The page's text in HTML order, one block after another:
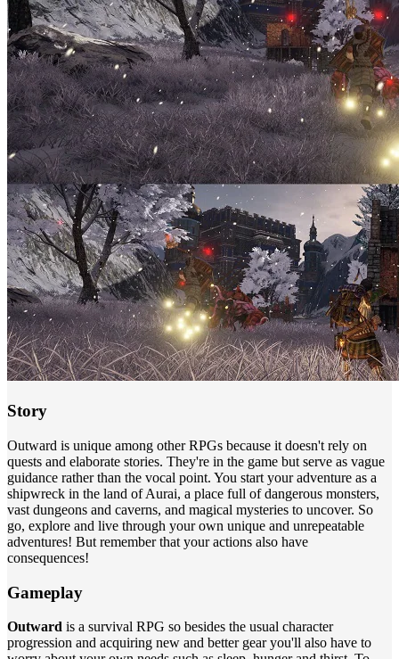
Story
Outward is unique among other RPGs because it doesn't rely on
quests and elaborate stories. They're in the game but serve as vague
guidance rather than the vocal point. You start your adventure as a
shipwreck in the land of Aurai, a place full of dangerous monsters,
vast dungeons and caverns, and magical mysteries to uncover. So
go, explore and live through your own unique and unrepeatable
adventures! But remember that your actions also have
consequences!
Gameplay
Outward is a survival RPG so besides the usual character
progression and acquiring new and better gear you'll also have to